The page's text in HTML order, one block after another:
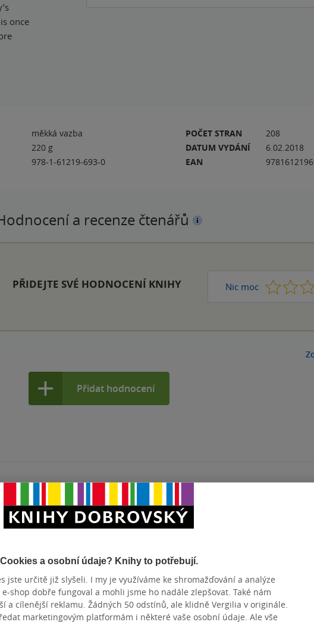
once
měkká vazba
220 g
978-1-61219-693-0
POČET STRAN
208
DATUM VYDÁNÍ
6.02.2018
EAN
a recenze čtenářů
PŘIDEJTE SVÉ HODNOCENÍ KNIHY Nic moc 1 2 3 4 5
Přidat hodnocení
Cookies a osobní údaje? Knihy to potřebují.
jste určitě již slyšeli. I my je využíváme ke shromažďování a analýze
shop dobře fungoval a mohli jsme ho nadále zlepšovat. Také nám
a cílenější reklamu. Žádných 50 odstínů, ale klidně Vergilia v originále.
marketingovým platformám i některé vaše osobní údaje. Ale vše